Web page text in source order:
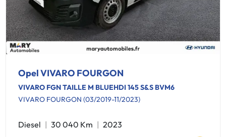
Opel VIVARO FOURGON
VIVARO FGN TAILLE M BLUEHDI 145 S&S BVM6
VIVARO FOURGON (03/2019-11/2023)
Diesel 30 040 Km
2023